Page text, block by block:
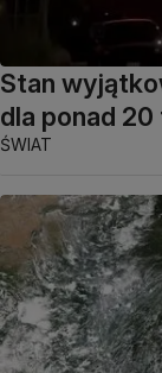
Stan
dla ponad
ŚWIAT